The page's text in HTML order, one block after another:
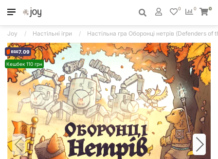
0
0 0
Joy Настільні ігри Настільна гра Оборонці нетрів (Defenders of
7.09
Кешбек 110 грн